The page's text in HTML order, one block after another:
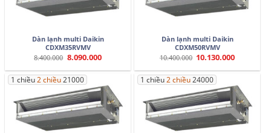
Dàn lạnh multi Daikin
CDXM35RVMV
8.400.000 Giá
gốc
là:
8.400.000.
8.090.000Giá
tại
8.090.000.
Dàn lạnh multi Daikin
CDXM50RVMV
10.400.000 Giá
gốc
là:
10.400.000.
10.130.000
tại
10.130.000.
1 chiều2 chiều21000 1 chiều2 chiều24000